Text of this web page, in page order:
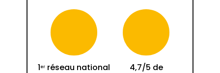
1erréseau national
4,7/5 de